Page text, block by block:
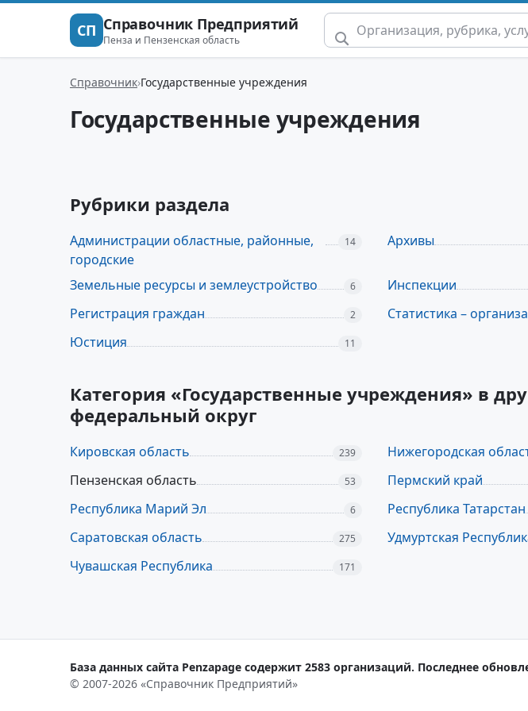
СП Справочник Предприятий
Пенза и Пензенская область
Справочник Государственные учреждения
Государственные учреждения
Рубрики раздела
Администрации областные, районные,
городские
14 Архивы
Земельные ресурсы и землеустройство 6 Инспекции
Регистрация граждан 2 Статистика –
Юстиция 11
Категория «Государственные учреждения» в
федеральный округ
Кировская область 239 Нижегородская
Пензенская область 53 Пермский край
Республика Марий Эл 6 Республика Татарстан
Саратовская область 275 Удмуртская
Чувашская Республика 171
База данных сайта Penzapage содержит 2583 организаций. Последнее
© 2007-2026 «Справочник Предприятий»